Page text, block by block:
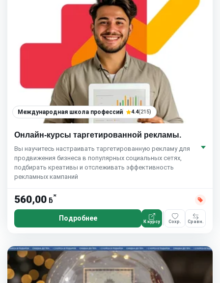
Международная школа профессий 4.4(215)
Онлайн-курсы таргетированной рекламы.
Вы научитесь настраивать таргетированную рекламу для
продвижения бизнеса в популярных социальных сетях,
подбирать креативы и отслеживать эффективность
рекламных кампаний
560,00 ƃ*
Подробнее К курсу Сохр. Сравн.